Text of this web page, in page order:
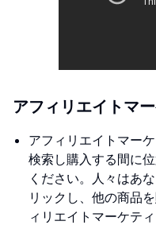
アフィリエイトマ
アフィリエイトマー
検索し購入する間に
ください。人々はあ
リックし、他の商品
ィリエイトマーケテ